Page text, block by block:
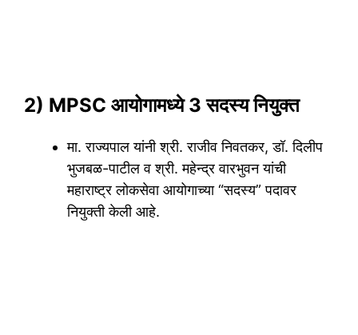
2) MPSC आयोगामध्ये 3 सदस्य नियुक्त
मा. राज्यपाल यांनी श्री. राजीव निवतकर, डॉ. दिलीप
भुजबळ-पाटील व श्री. महेन्द्र वारभुवन यांची
महाराष्ट्र लोकसेवा आयोगाच्या “सदस्य” पदावर
नियुक्ती केली आहे.